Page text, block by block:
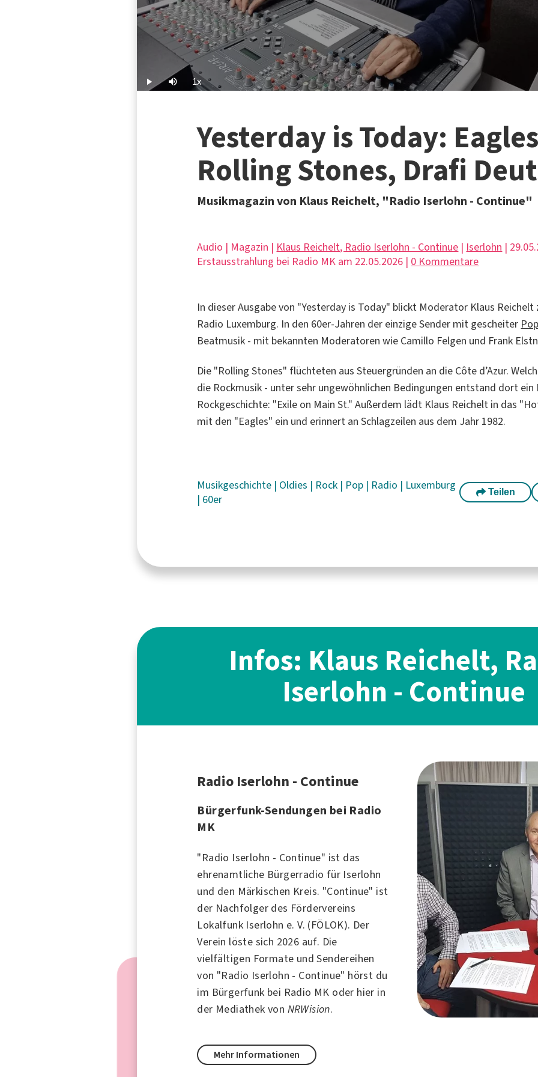
Play Mute 1xPlayback
Rate
Yesterday is Today:
Rolling Stones, Drafi
Musikmagazin von Klaus Reichelt, "Radio Iserlohn - Continue"
Audio | Magazin | Klaus Reichelt, Radio Iserlohn - Continue | Iserlohn |
Erstausstrahlung bei Radio MK am 22.05.2026 | 0 Kommentare
In dieser Ausgabe von "Yesterday is Today" blickt Moderator Klaus Reichelt
Radio Luxemburg. In den 60er-Jahren der einzige Sender mit gescheiter
Beatmusik - mit bekannten Moderatoren wie Camillo Felgen und Frank
Die "Rolling Stones" flüchteten aus Steuergründen an die Côte d’Azur.
die Rockmusik - unter sehr ungewöhnlichen Bedingungen entstand dort ein
Rockgeschichte: "Exile on Main St." Außerdem lädt Klaus Reichelt in das
mit den "Eagles" ein und erinnert an Schlagzeilen aus dem Jahr 1982.
Musikgeschichte | Oldies | Rock | Pop | Radio | Luxemburg
| 60er
Teilen
Infos: Klaus Reichelt,
Iserlohn - Continue
Radio Iserlohn - Continue
Bürgerfunk-Sendungen bei Radio
MK
"Radio Iserlohn - Continue" ist das
ehrenamtliche Bürgerradio für Iserlohn
und den Märkischen Kreis. "Continue" ist
der Nachfolger des Fördervereins
Lokalfunk Iserlohn e. V. (FÖLOK). Der
Verein löste sich 2026 auf. Die
vielfältigen Formate und Sendereihen
von "Radio Iserlohn - Continue" hörst du
im Bürgerfunk bei Radio MK oder hier in
der Mediathek von NRWision.
Mehr Informationen